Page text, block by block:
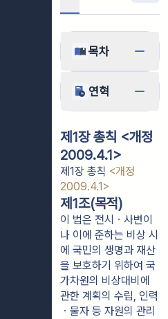
목차
연혁
제1장 총칙 <개정
2009.4.1>
제1장 총칙 <개정
2009.4.1>
제1조(목적)
이 법은 전시ㆍ사변이
나 이에 준하는 비상 시
에 국민의 생명과 재산
을 보호하기 위하여 국
가차원의 비상대비에
관한 계획의 수립, 인력
ㆍ물자 등 자원의 관리